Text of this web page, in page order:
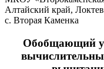
Алтайский край,
с. Вторая Каменка
Обобщающий